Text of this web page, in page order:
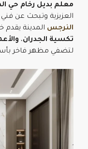
معلم بديل رخام حي
العزيزية وتبحث عن
النرجس المدينة
تكسية الجدران،
لتضفي مظهر فاخر